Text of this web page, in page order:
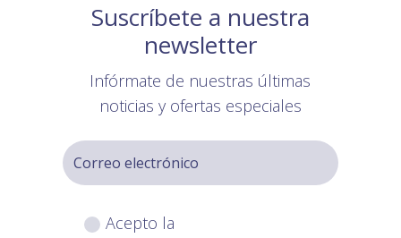
Suscríbete a nuestra
newsletter
Infórmate de nuestras últimas
noticias y ofertas especiales
Acepto la